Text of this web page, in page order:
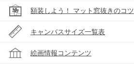
額装しよう！ マット窓抜きのコツ
キャンバスサイズ一覧表
絵画情報コンテンツ